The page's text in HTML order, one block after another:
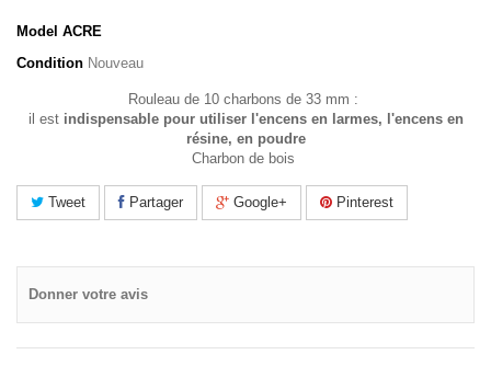
Model ACRE
Condition Nouveau
Rouleau de 10 charbons de 33 mm :
il est indispensable pour utiliser l'encens en larmes, l'encens en
résine, en poudre
Charbon de bois
Tweet Partager Google+ Pinterest
Donner votre avis